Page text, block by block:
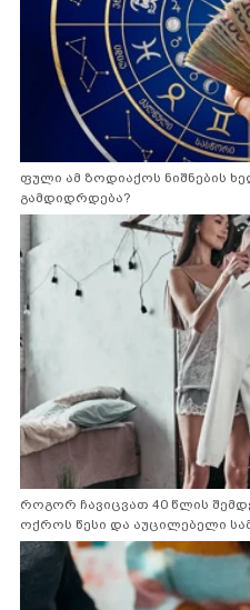
ფული ამ ზოდიაქოს ნიშნების
გამდიდრდება?
როგორ ჩავიცვათ 40 წლის
ოქროს წესი და აუცილებელი